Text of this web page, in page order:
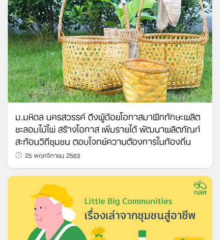
Search
for:
ม.มหิดล นครสวรรค์ ดึงผู้ด้อยโอกาสมาฝึกทักษะผลิต
ชะลอมไม้ไผ่ สร้างโอกาส เพิ่มรายได้ พัฒนาผลิตภัณฑ์
สะท้อนวิถีชุมชน ตอบโจทย์ความต้องการในท้องถิ่น
25 พฤศจิกายน 2563